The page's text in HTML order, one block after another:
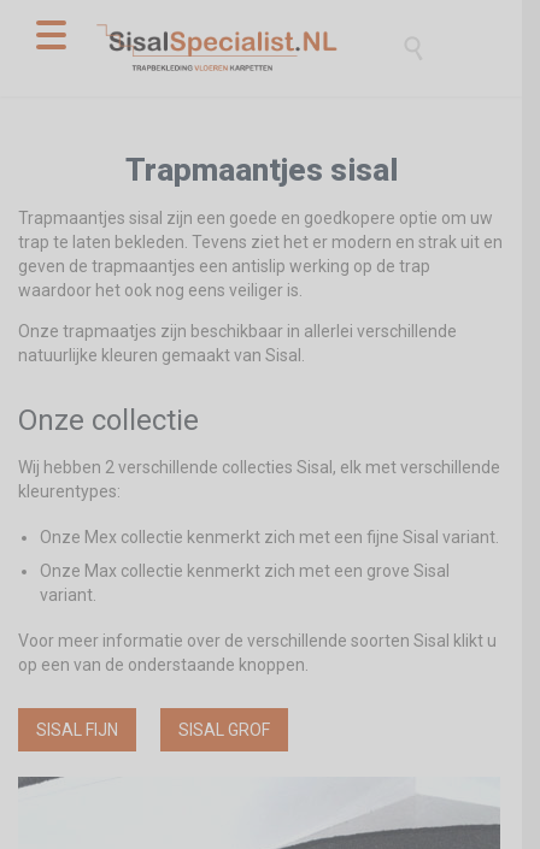
Trapmaantjes sisal
Trapmaantjes sisal zijn een goede en goedkopere optie om uw
trap te laten bekleden. Tevens ziet het er modern en strak uit en
geven de trapmaantjes een antislip werking op de trap
waardoor het ook nog eens veiliger is.
Onze trapmaatjes zijn beschikbaar in allerlei verschillende
natuurlijke kleuren gemaakt van Sisal.
Onze collectie
Wij hebben 2 verschillende collecties Sisal, elk met verschillende
kleurentypes:
Onze Mex collectie kenmerkt zich met een fijne Sisal variant.
Onze Max collectie kenmerkt zich met een grove Sisal
variant.
Voor meer informatie over de verschillende soorten Sisal klikt u
op een van de onderstaande knoppen.
SISAL FIJN SISAL GROF